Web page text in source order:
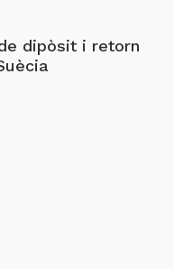
dipòsit i retorn